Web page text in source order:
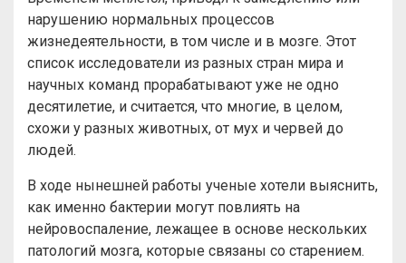
нарушению нормальных процессов
жизнедеятельности, в том числе и в мозге. Этот
список исследователи из разных стран мира и
научных команд прорабатывают уже не одно
десятилетие, и считается, что многие, в целом,
схожи у разных животных, от мух и червей до
людей.
В ходе нынешней работы ученые хотели выяснить,
как именно бактерии могут повлиять на
нейровоспаление, лежащее в основе нескольких
патологий мозга, которые связаны со старением.